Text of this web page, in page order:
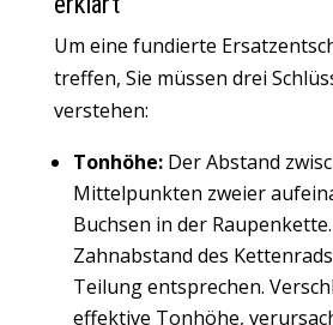
Um eine fundierte
treffen, Sie müssen drei
verstehen:
Tonhöhe: Der Abstand
Mittelpunkten zweier
Buchsen in der
Zahnabstand des
Teilung entsprechen.
effektive Tonhöhe,